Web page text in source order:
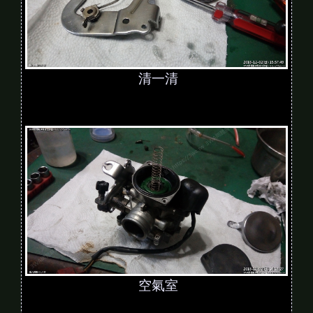
清一清
空氣室